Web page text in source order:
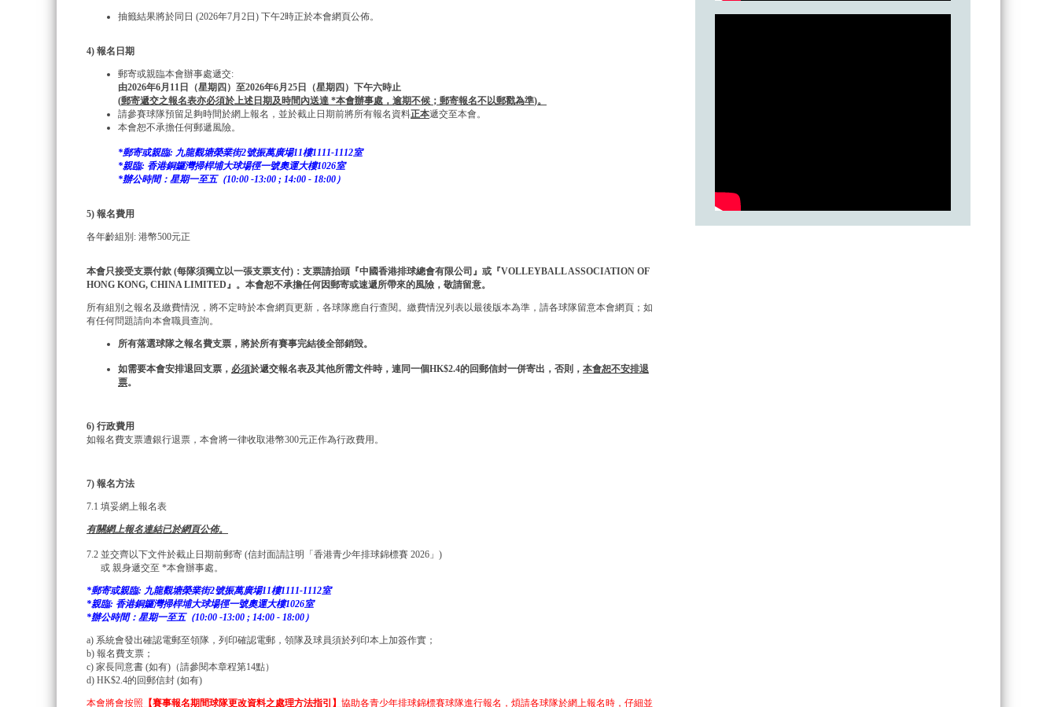
抽籤結果將於同日 (2026年7月2日) 下午2時正於本會網頁公佈。
4) 報名日期
郵寄或親臨本會辦事處遞交:
由2026年6月11日（星期四）至2026年6月25日（星期四）下午六時止
(郵寄遞交之報名表亦必須於上述日期及時間內送達 *本會辦事處，逾期不候；郵寄報名不以郵戳為準)。
請參賽球隊預留足夠時間於網上報名，並於截止日期前將所有報名資料正本遞交至本會。
本會恕不承擔任何郵遞風險。
*郵寄或親臨: 九龍觀塘榮業街2號振萬廣場11樓1111-1112室
*親臨: 香港銅鑼灣掃桿埔大球場徑一號奧運大樓1026室
*辦公時間：星期一至五（10:00 -13:00 ; 14:00 - 18:00）
5) 報名費用
各年齡組別: 港幣500元正
本會只接受支票付款 (每隊須獨立以一張支票支付)：支票請抬頭『中國香港排球總會有限公司』或『VOLLEYBALL ASSOCIATION OF
HONG KONG, CHINA LIMITED』。本會恕不承擔任何因郵寄或速遞所帶來的風險，敬請留意。
所有組別之報名及繳費情況，將不定時於本會網頁更新，各球隊應自行查閱。繳費情況列表以最後版本為準，請各球隊留意本會網頁；如
有任何問題請向本會職員查詢。
所有落選球隊之報名費支票， 將於所有賽事完結後全部銷毁。
如需要本會安排退回支票， 必須於遞交報名表及其他所需文件時 ，連同一個HK$2.4的回郵信封一併寄出，否則， 本會恕不安排退
票。
6) 行政費用
如報名費支票遭銀行退票，本會將一律收取港幣300元正作為行政費用。
7) 報名方法
7.1 填妥網上報名表
有關網上報名連結已於網頁公佈。
7.2 並交齊以下文件於截止日期前郵寄 (信封面請註明「香港青少年排球錦標賽 2026」)
或 親身遞交至 *本會辦事處。
*郵寄或親臨: 九龍觀塘榮業街2號振萬廣場11樓1111-1112室
*親臨: 香港銅鑼灣掃桿埔大球場徑一號奧運大樓1026室
*辦公時間：星期一至五（10:00 -13:00 ; 14:00 - 18:00）
a) 系統會發出確認電郵至領隊，列印確認電郵，領隊及球員須於列印本上加簽作實；
b) 報名費支票；
c) 家長同意書 (如有)（請參閱本章程第14點）
d) HK$2.4的回郵信封 (如有)
本會將會按照 【賽事報名期間球隊更改資料之處理方法指引】 協助各青少年排球錦標賽球隊進行報名，煩請各球隊於網上報名時，仔細並